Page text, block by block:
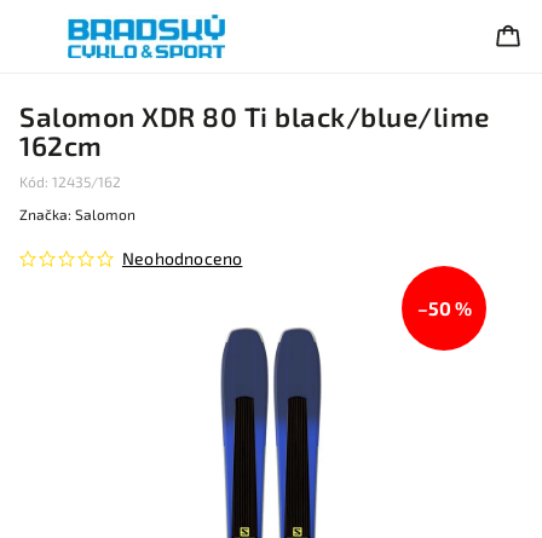
Salomon XDR 80 Ti black/blue/lime
162cm
Kód: 12435/162
Neohodnoceno
Značka: Salomon
–50 %